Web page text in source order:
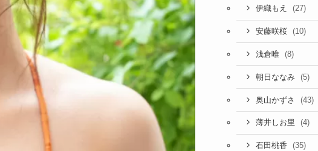
伊織もえ (27)
安藤咲桜 (10)
浅倉唯 (8)
朝日ななみ (5)
奥山かずさ (43)
薄井しお里 (4)
石田桃香 (35)